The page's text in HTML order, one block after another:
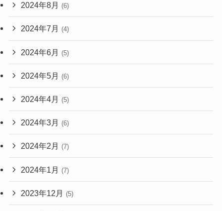
2024年8月 (6)
2024年7月 (4)
2024年6月 (5)
2024年5月 (6)
2024年4月 (5)
2024年3月 (6)
2024年2月 (7)
2024年1月 (7)
2023年12月 (5)